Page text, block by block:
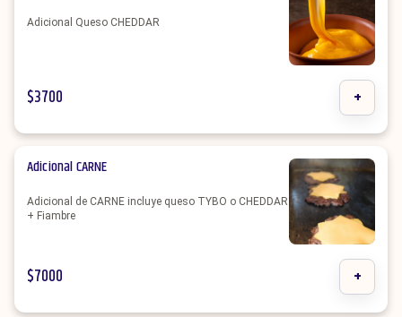
Adicional Queso CHEDDAR
$3700 +
Adicional CARNE
Adicional de CARNE incluye queso TYBO o CHEDDAR
+ Fiambre
$7000 +